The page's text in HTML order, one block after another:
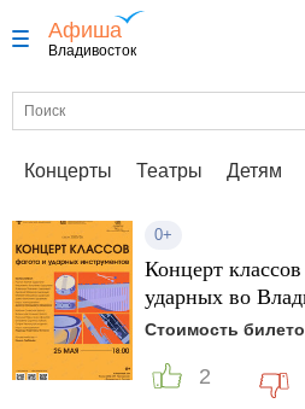
Афиша
Владивосток
Концерты Театры Детям
0+
Концерт
ударных во
Стоимость
2